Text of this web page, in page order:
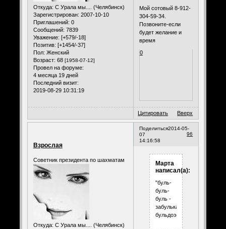
Откуда: С Урала мы.... (Челябинск)
Зарегистрирован: 2007-10-10
Приглашений: 0
Сообщений: 7839
Уважение: [+579/-18]
Позитив: [+1454/-37]
Пол: Женский
Возраст: 68 [1958-07-12]
Провел на форуме:
4 месяца 19 дней
Последний визит:
2019-08-29 10:31:19
Мой сотовый 8-912-
304-59-34.
Позвоните-если
будет желание и
время
0
Цитировать Вверх
Поделиться
96
2014-05-
07
14:16:58
Взрослая
Советник президента по шахматам
Откуда: С Урала мы.... (Челябинск)
Марта
написал(а):
"буль-
буль-
буль -
забулькали
бульдозеры"